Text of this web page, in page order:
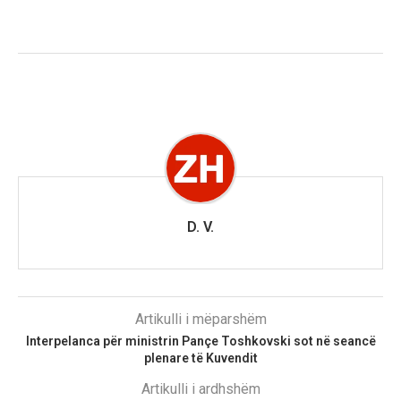
D. V.
Artikulli i mëparshëm
Interpelanca për ministrin Pançe Toshkovski sot në seancë
plenare të Kuvendit
Artikulli i ardhshëm